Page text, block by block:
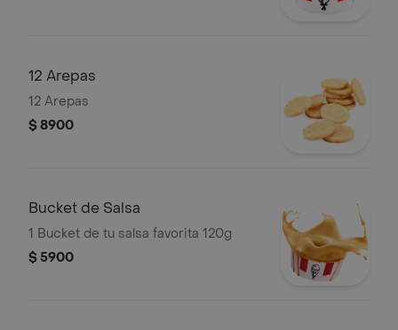
12 Arepas
12 Arepas
$ 8900
Bucket de Salsa
1 Bucket de tu salsa favorita 120g
$ 5900